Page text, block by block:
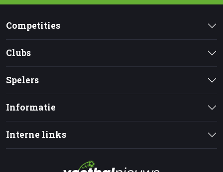
Competities
Clubs
Spelers
Informatie
Interne links